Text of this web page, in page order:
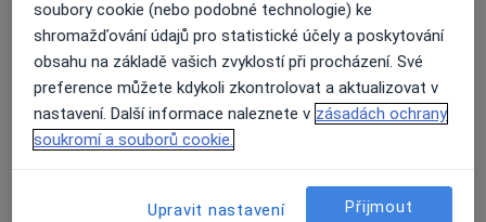
Klinika LENTE
Boettingerova 26, Plzeň 301 01
Přiblížit mapu
Na této adrese online kalendář není aktivní
soubory cookie (nebo podobné technologie) ke
shromažďování údajů pro statistické účely a poskytování
obsahu na základě vašich zvyklostí při procházení. Své
preference můžete kdykoli zkontrolovat a aktualizovat v
nastavení. Další informace naleznete v zásadách ochrany
soukromí a souborů cookie.
Upravit nastavení Přijmout